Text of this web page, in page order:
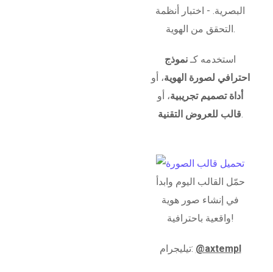
البصرية. - اختبار أنظمة
التحقق من الهوية.
استخدمه كـنموذج
احترافي لصورة الهوية، أو
أداة تصميم تجريبية، أو
قالب للعروض التقنية.
حمّل القالب اليوم وابدأ
في إنشاء صور هوية
واقعية باحترافية!
تيليجرام: @axtempl